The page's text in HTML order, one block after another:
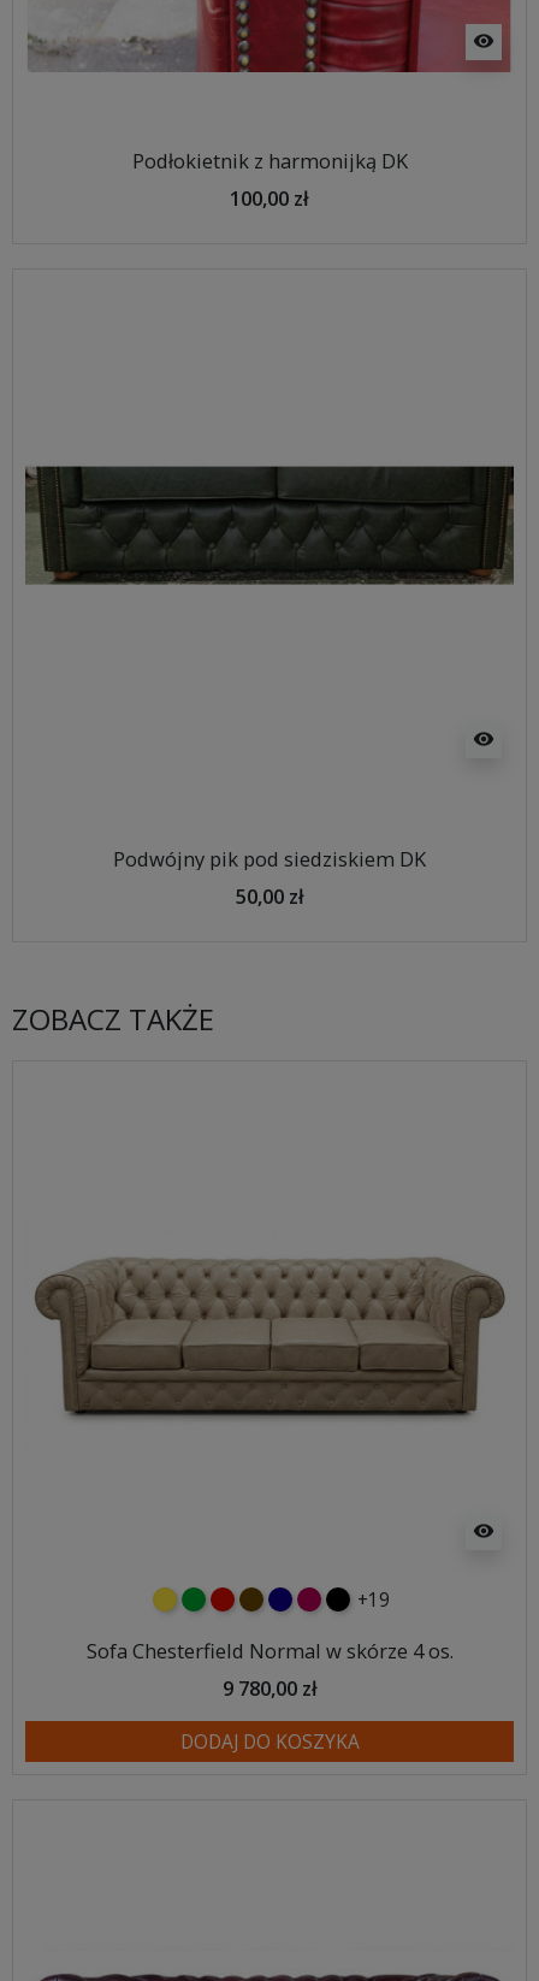
visibility
Podłokietnik z harmonijką DK
100,00 zł
visibility
Podwójny pik pod siedziskiem DK
50,00 zł
ZOBACZ TAKŻE
visibility
żółtyzielonyczerwony
czekoladowy
granatowy
malinowy
czarny
+19
Sofa Chesterfield Normal w skórze 4 os.
9 780,00 zł
DODAJ DO KOSZYKA